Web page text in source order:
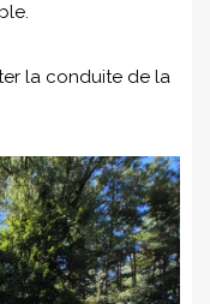
la conduite de la